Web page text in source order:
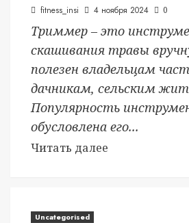
fitness_insi 4 ноября 2024 0
Триммер – это
скашивания травы
полезен владельцам
дачникам, сельским
Популярность
обусловлена его...
Читать далее
Uncategorised